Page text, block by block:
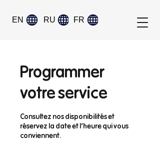
EN RU FR
Programmer
votre service
Consultez nos disponibilités et
réservez la date et l'heure qui vous
conviennent.